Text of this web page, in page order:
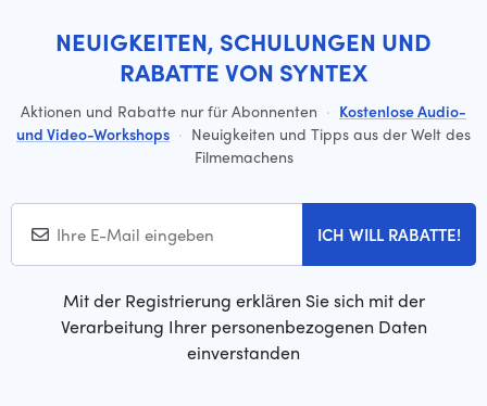
NEUIGKEITEN, SCHULUNGEN UND
RABATTE VON SYNTEX
Aktionen und Rabatte nur für Abonnenten · Kostenlose Audio-
und Video-Workshops · Neuigkeiten und Tipps aus der Welt des
Filmemachens
ICH WILL RABATTE!
Mit der Registrierung erklären Sie sich mit der
Verarbeitung Ihrer personenbezogenen Daten
einverstanden